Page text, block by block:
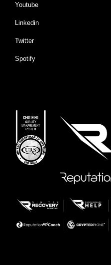
Youtube
Linkedin
Twitter
Spotify